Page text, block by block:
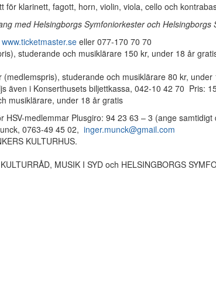
för klarinett, fagott, horn, violin, viola, cello och
med Helsingborgs Symfoniorkester och Helsingborgs
www.ticketmaster.se eller 077-170 70 70
studerande och musiklärare 150 kr, under 18 år
studerande och musiklärare 80 kr, under
även i Konserthusets biljettkassa, 042-10 42 70 Pris:
musiklärare, under 18 år gratis
medlemmar Plusgiro: 94 23 63 – 3 (ange
0763-49 45 02, inger.munck@gmail.com
KULTURHUS.
MUSIK I SYD och HELSINGBORGS